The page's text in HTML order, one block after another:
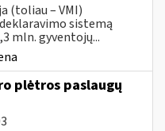
(toliau – VMI)
sistemą
,3 mln. gyventojų...
plėtros paslaugų